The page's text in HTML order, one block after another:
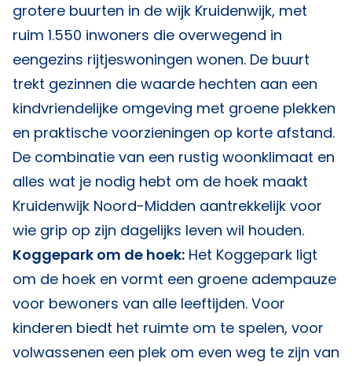
grotere buurten in de wijk Kruidenwijk, met
ruim 1.550 inwoners die overwegend in
eengezins rijtjeswoningen wonen. De buurt
trekt gezinnen die waarde hechten aan een
kindvriendelijke omgeving met groene plekken
en praktische voorzieningen op korte afstand.
De combinatie van een rustig woonklimaat en
alles wat je nodig hebt om de hoek maakt
Kruidenwijk Noord-Midden aantrekkelijk voor
wie grip op zijn dagelijks leven wil houden.
Koggepark om de hoek: Het Koggepark ligt
om de hoek en vormt een groene adempauze
voor bewoners van alle leeftijden. Voor
kinderen biedt het ruimte om te spelen, voor
volwassenen een plek om even weg te zijn van